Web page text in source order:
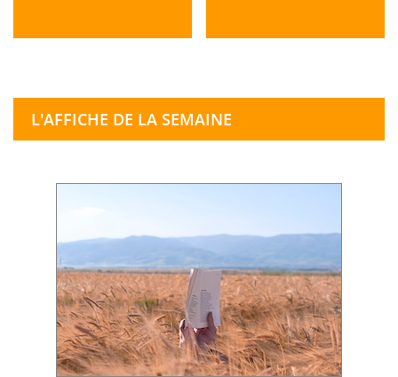
L'AFFICHE DE LA SEMAINE